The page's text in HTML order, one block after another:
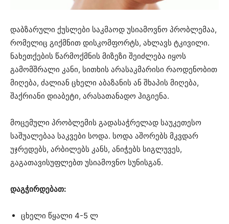
დაბზარული ქუსლები საკმაოდ უსიამოვნო პრობლემაა,
რომელიც გიქმნით დისკომფორტს, ახლავს ტკივილი.
ნახეთქების წარმოქმნის მიზეზი შეიძლება იყოს
გამომშრალი კანი, სითხის არასაკმარისი რაოდენობით
მიღება, ძალიან ცხელი აბაზანის ან შხაპის მიღება,
შაქრიანი დიაბეტი, არასათანადო ჰიგიენა.
მოცემული პრობლემის გადასაჭრელად საუკეთესო
საშუალებაა საკვები სოდა. სოდა აშორებს მკვდარ
უჯრედებს, არბილებს კანს, ანიჭებს სიგლუვეს,
გაგათავისუფლებთ უსიამოვნო სუნისგან.
დაგჭირდებათ:
ცხელი წყალი 4-5 ლ